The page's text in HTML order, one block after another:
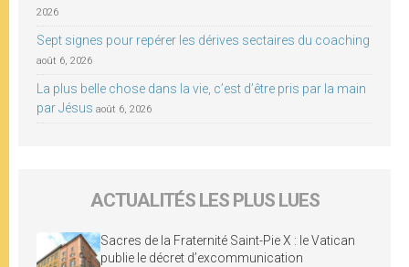
2026
Sept signes pour repérer les dérives sectaires du coaching
août 6, 2026
La plus belle chose dans la vie, c’est d’être pris par la main
par Jésus août 6, 2026
ACTUALITÉS LES PLUS LUES
Sacres de la Fraternité Saint-Pie X : le Vatican
publie le décret d’excommunication